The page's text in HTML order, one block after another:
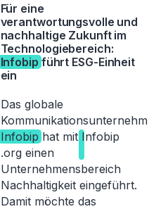
Für eine
verantwortungsvolle und
nachhaltige Zukunft im
Technologiebereich:
Infobip führt ESG-Einheit
ein
Das globale
Infobip hat mit Infobip
.org einen
Unternehmensbereich
Nachhaltigkeit eingeführt.
Damit möchte das